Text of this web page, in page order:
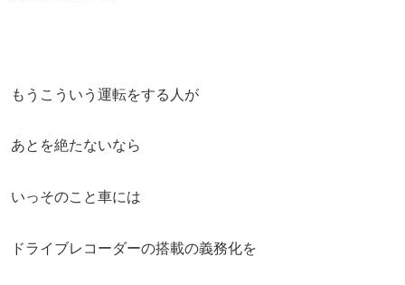
もうこういう運転をする人が
あとを絶たないなら
いっそのこと車には
ドライブレコーダーの搭載の義務化を